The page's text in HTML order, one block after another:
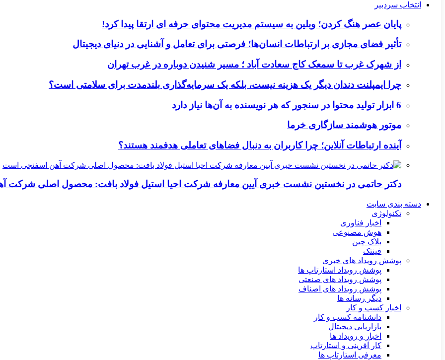
انتخاب سردبیر
پایان عصر هنگ کردن؛ وبلین به سیستم مدیریت محتوای حرفه ای ارتقا پیدا کرد!
تأثیر فضای مجازی بر ارتباطات انسان‌ها؛ فرصتی برای تعامل و آشنایی در دنیای دیجیتال
از شهرک غرب تا سمعک کاج سعادت آباد ؛ مسیر شنیدن دوباره در غرب تهران
چرا ایمپلنت دندان دیگر یک هزینه نیست، بلکه یک سرمایه‌گذاری بلندمدت برای سلامتی است؟
6 ابزار تولید محتوا در سنجور که هر نویسنده به آن‌ها نیاز دارد
موتور هوشمند سازگاری خرما
آینده ارتباطات آنلاین؛ چرا کاربران به دنبال فضاهای تعاملی هدفمند هستند؟
دکتر حاتمی در نخستین نشست خبری آیین معارفه شرکت احیا استیل فولاد بافت: محصول اصلی شرکت
دسته بندی سایت
تکنولوژی
اخبار فناوری
هوش مصنوعی
بلاک چین
فینتک
پوشش رویداد های خبری
پوشش رویداد استارتاپ ها
پوشش رویداد های صنعتی
پوشش رویداد های اصناف
دیگر رسانه ها
اخبار کسب و کار
دانشنامه کسب و کار
بازاریابی دیجیتال
اخبار و رویداد ها
کار آفرینی و استارتاپ
معرفی استارتاپ ها